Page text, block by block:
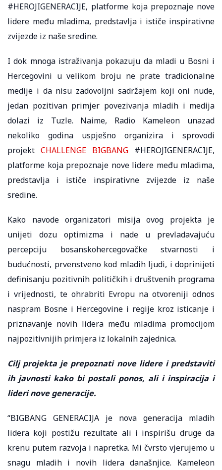
#HEROJIGENERACIJE, platforme koja prepoznaje nove
lidere među mladima, predstavlja i ističe inspirativne
zvijezde iz naše sredine.
I dok mnoga istraživanja pokazuju da mladi u Bosni i
Hercegovini u velikom broju ne prate tradicionalne
medije i da nisu zadovoljni sadržajem koji oni nude,
jedan pozitivan primjer povezivanja mladih i medija
dolazi iz Tuzle. Naime, Radio Kameleon unazad
nekoliko godina uspješno organizira i sprovodi
projekt CHALLENGE BIGBANG #HEROJIGENERACIJE,
platforme koja prepoznaje nove lidere među mladima,
predstavlja i ističe inspirativne zvijezde iz naše
sredine.
Kako navode organizatori misija ovog projekta je
unijeti dozu optimizma i nade u prevladavajuću
percepciju bosanskohercegovačke stvarnosti i
budućnosti, prvenstveno kod mladih ljudi, i doprinijeti
definisanju pozitivnih političkih i društvenih programa
i vrijednosti, te ohrabriti Evropu na otvoreniji odnos
naspram Bosne i Hercegovine i regije kroz isticanje i
priznavanje novih lidera među mladima promocijom
najpozitivnijih primjera iz lokalnih zajednica.
Cilj projekta je prepoznati nove lidere i predstaviti
ih javnosti kako bi postali ponos, ali i inspiracija i
lideri nove generacije.
“BIGBANG GENERACIJA je nova generacija mladih
lidera koji postižu rezultate ali i inspirišu druge da
krenu putem razvoja i napretka. Mi čvrsto vjerujemo u
snagu mladih i novih lidera današnjice. Kameleon